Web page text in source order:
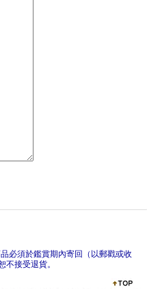
必須於鑑賞期內寄回（以郵戳或收
接受退貨。